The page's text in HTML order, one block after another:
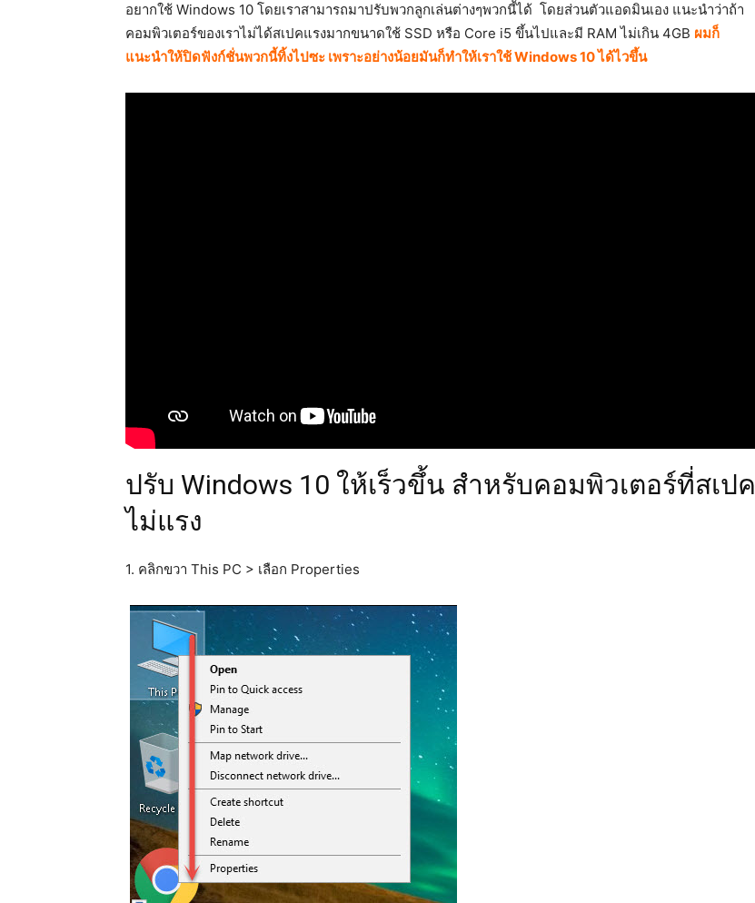
อยากใช้ Windows 10 โดยเราสามารถมาปรับพวกลูกเล่นต่างๆพวกนี้ได้ โดยส่วนตัวแอดมินเอง แนะนำว่าถ้า
คอมพิวเตอร์ของเราไม่ได้สเปคแรงมากขนาดใช้ SSD หรือ Core i5 ขึ้นไปและมี RAM ไม่เกิน 4GB ผมก็
แนะนำให้ปิดฟังก์ชั่นพวกนี้ทิ้งไปซะ เพราะอย่างน้อยมันก็ทำให้เราใช้ Windows 10 ได้ไวขึ้น
ปรับ Windows 10 ให้เร็วขึ้น สำหรับคอมพิวเตอร์ที่สเปค
ไม่แรง
1. คลิกขวา This PC > เลือก Properties